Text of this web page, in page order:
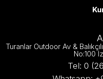
Turanlar Outdoor Av &
No:100
Tel: 0